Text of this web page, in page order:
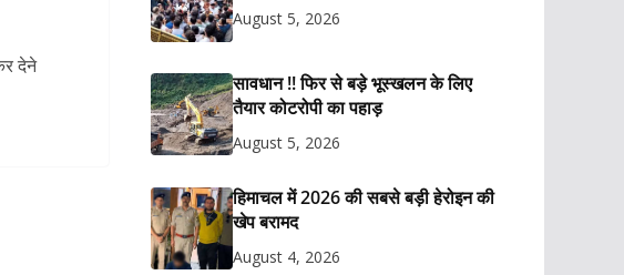
देने
August 5, 2026
सावधान !! फिर से बड़े भूस्खलन के लिए
तैयार कोटरोपी का पहाड़
August 5, 2026
हिमाचल में 2026 की सबसे बड़ी हेरोइन की
खेप बरामद
August 4, 2026